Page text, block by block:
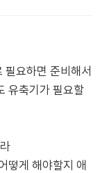
필요하면 준비해서
유축기가 필요할
떻게 해야할지 애